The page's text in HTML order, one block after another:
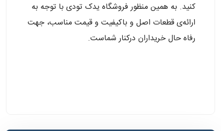
کنید. به همین منظور فروشگاه یدک تودی با توجه به
ارائه‌ی قطعات اصل و باکیفیت و قیمت مناسب، جهت
رفاه حال خریداران درکنار شماست.